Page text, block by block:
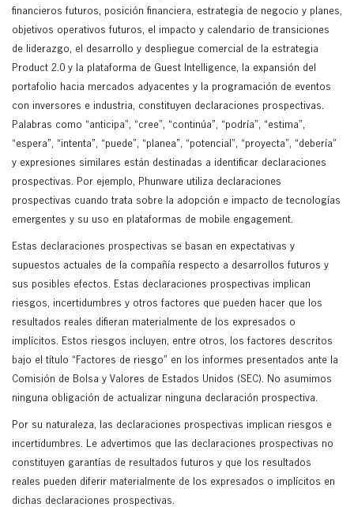
financieros futuros, posición financiera, estrategia de negocio y planes,
objetivos operativos futuros, el impacto y calendario de transiciones
de liderazgo, el desarrollo y despliegue comercial de la estrategia
Product 2.0 y la plataforma de Guest Intelligence, la expansión del
portafolio hacia mercados adyacentes y la programación de eventos
con inversores e industria, constituyen declaraciones prospectivas.
Palabras como “anticipa”, “cree”, “continúa”, “podría”, “estima”,
“espera”, “intenta”, “puede”, “planea”, “potencial”, “proyecta”, “debería”
y expresiones similares están destinadas a identificar declaraciones
prospectivas. Por ejemplo, Phunware utiliza declaraciones
prospectivas cuando trata sobre la adopción e impacto de tecnologías
emergentes y su uso en plataformas de mobile engagement.
Estas declaraciones prospectivas se basan en expectativas y
supuestos actuales de la compañía respecto a desarrollos futuros y
sus posibles efectos. Estas declaraciones prospectivas implican
riesgos, incertidumbres y otros factores que pueden hacer que los
resultados reales difieran materialmente de los expresados o
implícitos. Estos riesgos incluyen, entre otros, los factores descritos
bajo el título “Factores de riesgo” en los informes presentados ante la
Comisión de Bolsa y Valores de Estados Unidos (SEC). No asumimos
ninguna obligación de actualizar ninguna declaración prospectiva.
Por su naturaleza, las declaraciones prospectivas implican riesgos e
incertidumbres. Le advertimos que las declaraciones prospectivas no
constituyen garantías de resultados futuros y que los resultados
reales pueden diferir materialmente de los expresados o implícitos en
dichas declaraciones prospectivas.